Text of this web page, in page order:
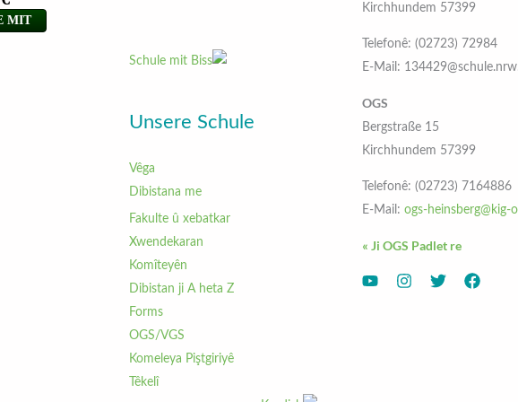
57399 Kirchhundem
Telefonê: (02723) 72984
E-Mail:
OGS
Bergstraße 15
57399 Kirchhundem
Telefonê: (02723) 7164886
E-Mail: ogs-heinsberg@kig-
Ji OGS Padlet re »
Unsere Schule
Vêga
Dibistana me
Fakulte û xebatkar
Xwendekaran
Komîteyên
Dibistan ji A heta Z
Forms
OGS/VGS
Komeleya Piştgiriyê
Têkelî